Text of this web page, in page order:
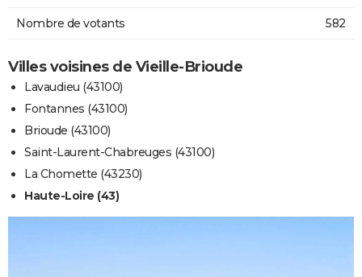
Nombre de votants 582
Villes voisines de Vieille-Brioude
Lavaudieu (43100)
Fontannes (43100)
Brioude (43100)
Saint-Laurent-Chabreuges (43100)
La Chomette (43230)
Haute-Loire (43)